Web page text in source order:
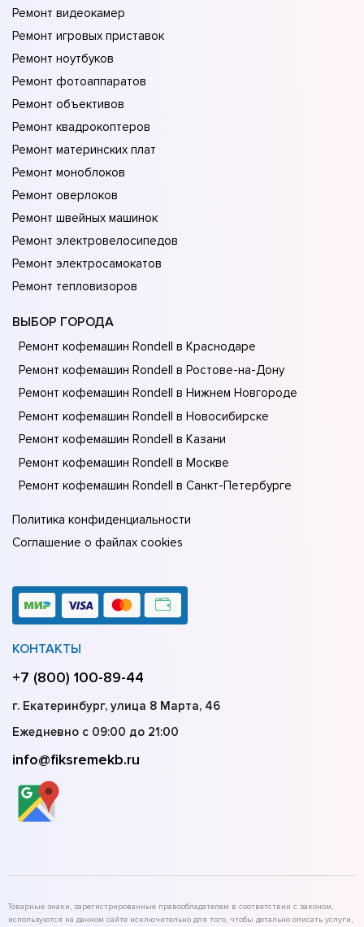
Ремонт видеокамер
Ремонт игровых приставок
Ремонт ноутбуков
Ремонт фотоаппаратов
Ремонт объективов
Ремонт квадрокоптеров
Ремонт материнских плат
Ремонт моноблоков
Ремонт оверлоков
Ремонт швейных машинок
Ремонт электровелосипедов
Ремонт электросамокатов
Ремонт тепловизоров
ВЫБОР ГОРОДА
Ремонт кофемашин Rondell в Краснодаре
Ремонт кофемашин Rondell в Ростове-на-Донy
Ремонт кофемашин Rondell в Нижнем Новгороде
Ремонт кофемашин Rondell в Новосибирске
Ремонт кофемашин Rondell в Казани
Ремонт кофемашин Rondell в Москве
Ремонт кофемашин Rondell в Санкт-Петербурге
Политика конфиденциальности
Соглашение о файлах cookies
КОНТАКТЫ
+7 (800) 100-89-44
г. Екатеринбург, улица 8 Марта, 46
Ежедневно с 09:00 до 21:00
info@fiksremekb.ru
Товарные знаки, зарегистрированные правообладателем в соответствии с законом,
используются на данном сайте исключительно для того, чтобы детально описать услуги,